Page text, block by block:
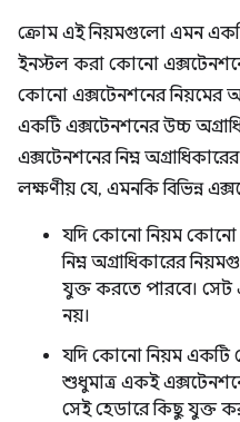
ক্রোম এই নিয়মগুলো এমন
ইনস্টল করা কোনো
কোনো এক্সটেনশনের নিয়মের
একটি এক্সটেনশনের উচ্চ
এক্সটেনশনের নিম্ন
লক্ষণীয় যে, এমনকি বিভিন্ন
যদি কোনো নিয়ম কোনো
নিম্ন অগ্রাধিকারের
যুক্ত করতে পারবে।
নয়।
যদি কোনো নিয়ম একটি
শুধুমাত্র একই
সেই হেডারে কিছু যুক্ত